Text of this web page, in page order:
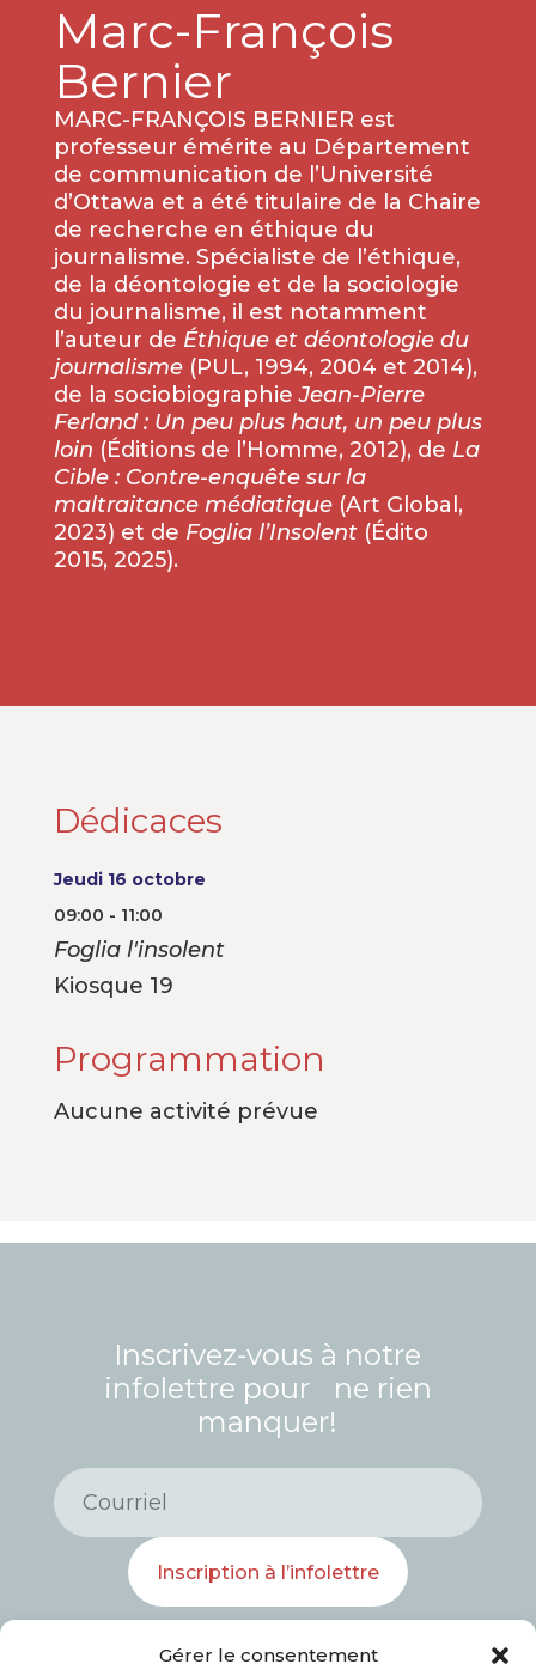
Gérer le consentement
Marc-François
Bernier
MARC-FRANÇOIS BERNIER est
professeur émérite au Département
de communication de l’Université
d’Ottawa et a été titulaire de la Chaire
de recherche en éthique du
journalisme. Spécialiste de l’éthique,
de la déontologie et de la sociologie
du journalisme, il est notamment
l’auteur de Éthique et déontologie du
journalisme (PUL, 1994, 2004 et 2014),
de la sociobiographieJean-Pierre
Ferland : Un peu plus haut, un peu plus
loin (Éditions de l’Homme, 2012), de La
Cible : Contre-enquête sur la
maltraitance médiatique(Art Global,
2023) et de Foglia l’Insolent(Édito
2015, 2025).
Dédicaces
Jeudi 16 octobre
09:00 - 11:00
Foglia l'insolent
Kiosque 19
Programmation
Aucune activité prévue
Inscrivez-vous à notre
infolettre pour ne rien
manquer!
Inscription à l’infolettre